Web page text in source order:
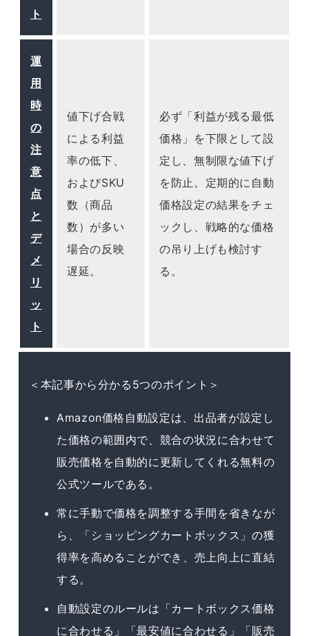
ト
運
用
時
の
注
意
点
と
デ
メ
リ
ッ
ト
値下げ合戦
による利益
率の低下、
およびSKU
数（商品
数）が多い
場合の反映
遅延。
必ず「利益が残る最低
価格」を下限として設
定し、無制限な値下げ
を防止。定期的に自動
価格設定の結果をチェ
ックし、戦略的な価格
の吊り上げも検討す
る。
＜本記事から分かる5つのポイント＞
Amazon価格自動設定は、出品者が設定し
た価格の範囲内で、競合の状況に合わせて
販売価格を自動的に更新してくれる無料の
公式ツールである。
常に手動で価格を調整する手間を省きなが
ら、「ショッピングカートボックス」の獲
得率を高めることができ、売上向上に直結
する。
自動設定のルールは「カートボックス価格
に合わせる」「最安値に合わせる」「販売